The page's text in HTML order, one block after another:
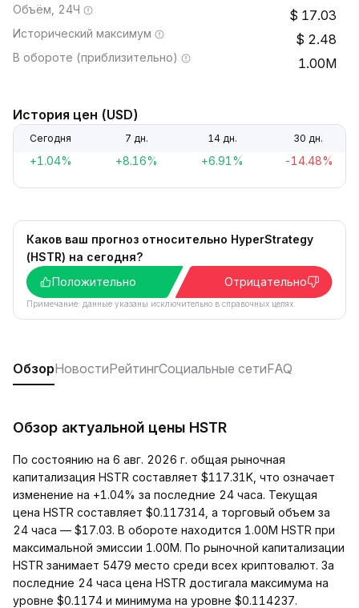
Объём, 24Ч 17.03
Исторический максимум 2.48
В обороте (приблизительно) 1.00M
История цен (USD)
Сегодня 7 дн. 14 дн. 30 дн.
+1.04% +8.16% +6.91% -14.48%
Каков ваш прогноз относительно HyperStrategy
(HSTR) на сегодня?
Положительно
Отрицательно
Примечание: данные указаны исключительно в справочных целях.
ОбзорНовостиРейтингСоциальные сетиFAQ
Обзор актуальной цены HSTR
По состоянию на 6 авг. 2026 г. общая рыночная
капитализация HSTR составляет $117.31K, что означает
изменение на +1.04% за последние 24 часа. Текущая
цена HSTR составляет $0.117314, а торговый объем за
24 часа — $17.03. В обороте находится 1.00M HSTR при
максимальной эмиссии 1.00M. По рыночной капитализации
HSTR занимает 5479 место среди всех криптовалют. За
последние 24 часа цена HSTR достигала максимума на
уровне $0.1174 и минимума на уровне $0.114237.